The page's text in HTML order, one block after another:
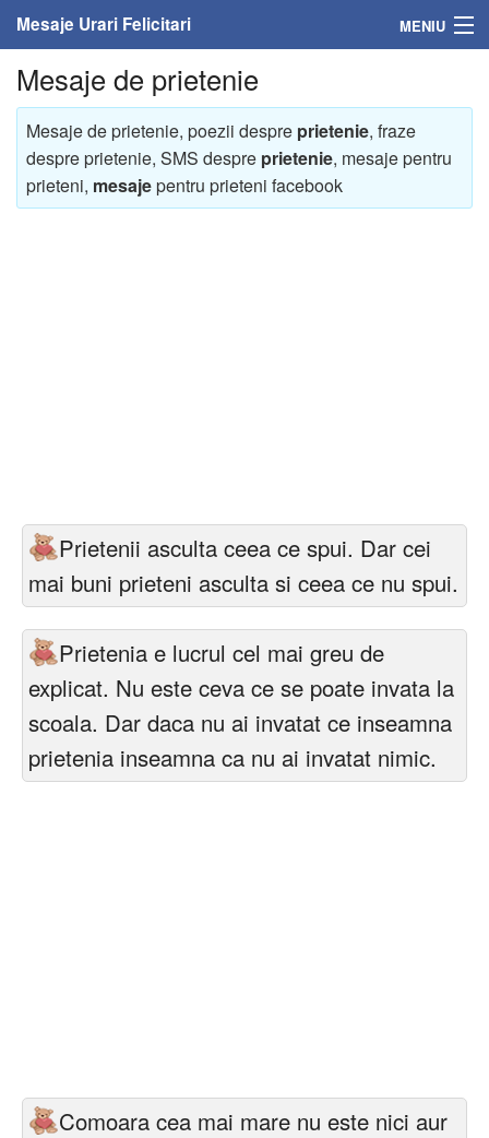
Mesaje Urari Felicitari MENIU
Home
Mesaje
Felicitari
Felicitari muzicale
Felicitari muzicale personalizate
Felicitari animate
Invitatii personalizate
Conecteaza-te
Mesaje de prietenie
Mesaje de prietenie, poezii despre prietenie, fraze
despre prietenie, SMS despre prietenie, mesaje pentru
prieteni, mesajepentru prieteni facebook
Prietenii asculta ceea ce spui. Dar cei
mai buni prieteni asculta si ceea ce nu spui.
Prietenia e lucrul cel mai greu de
explicat. Nu este ceva ce se poate invata la
scoala. Dar daca nu ai invatat ce inseamna
prietenia inseamna ca nu ai invatat nimic.
Comoara cea mai mare nu este nici aur